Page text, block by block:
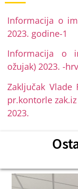
Informacija o
2023. godine-1
Informacija o
ožujak) 2023. -
Zaključak
pr.kontorle
2023.